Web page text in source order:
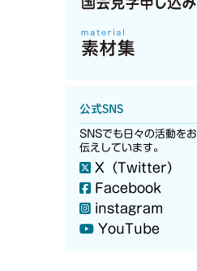
公式SNS
SNSでも日々の活動をお
伝えしています。
X（Twitter）
Facebook
instagram
YouTube